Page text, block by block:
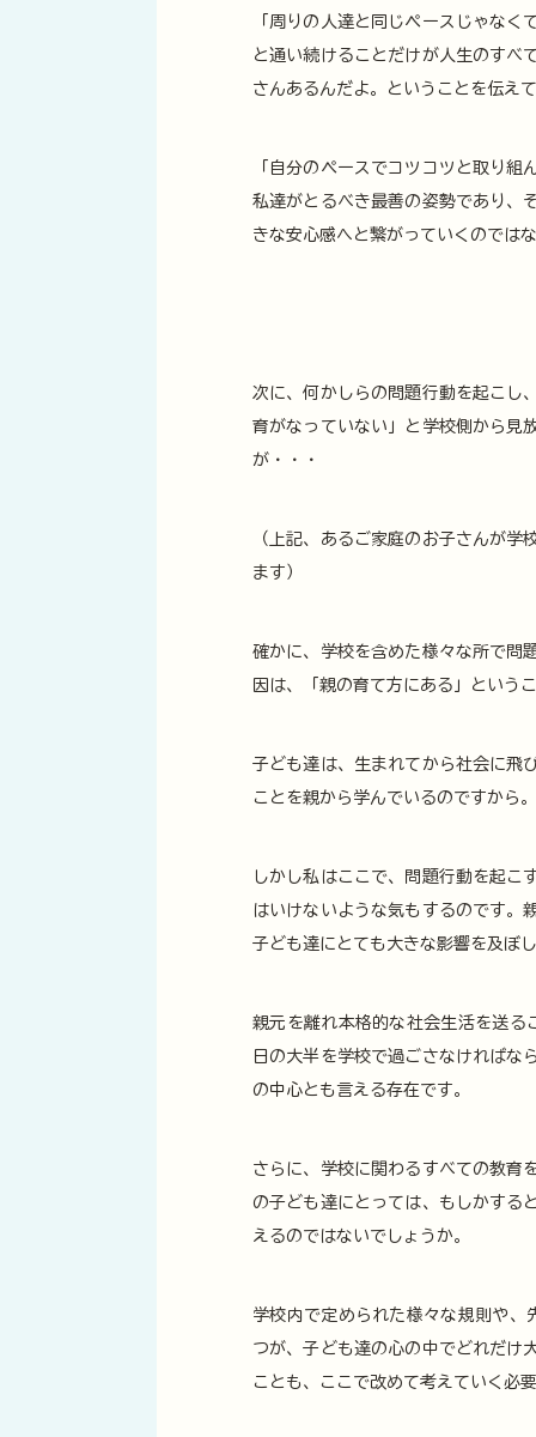
「周りの人達と同じペースじゃな
と通い続けることだけが人生のすべ
さんあるんだよ。ということを伝え
「自分のペースでコツコツと取り
私達がとるべき最善の姿勢であり、
きな安心感へと繋がっていくのでは
次に、何かしらの問題行動を起こし
育がなっていない」と学校側から見
が・・・
（上記、あるご家庭のお子さんが
ます）
確かに、学校を含めた様々な所で問
因は、「親の育て方にある」という
子ども達は、生まれてから社会に飛
ことを親から学んでいるのですから。
しかし私はここで、問題行動を起こ
はいけないような気もするのです。
子ども達にとても大きな影響を及ぼ
親元を離れ本格的な社会生活を送
日の大半を学校で過ごさなければな
の中心とも言える存在です。
さらに、学校に関わるすべての教育
の子ども達にとっては、もしかする
えるのではないでしょうか。
学校内で定められた様々な規則や
つが、子ども達の心の中でどれだけ
ことも、ここで改めて考えていく必